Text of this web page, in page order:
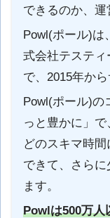
できるのか、運
Powl(ポール)は
式会社テスティ
で、2015年か
Powl(ポール)の
っと豊かに」
どのスキマ時
できて、さら
ます。
Powlは500万人